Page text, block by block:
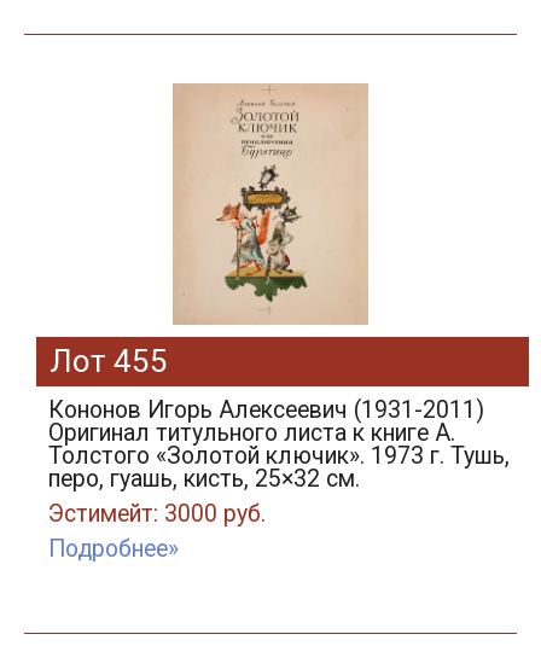
Лот 455
Кононов Игорь Алексеевич (1931-2011)
Оригинал титульного листа к книге А.
Толстого «Золотой ключик». 1973 г. Тушь,
перо, гуашь, кисть, 25×32 см.
Эстимейт: 3000 руб.
Подробнее»